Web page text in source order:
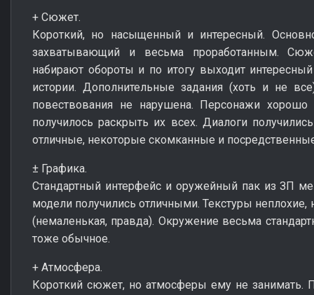
+ Сюжет.
Короткий, но насыщенный и интересный.
захватывающий и весьма проработанным.
набирают обороты и по итогу выходит
истории. Дополнительные задания (хоть и не
повествования не нарушена. Персонажи
получилось раскрыть их всех. Диалоги
отличные, некоторые скомканные и
± Графика.
Стандартный интерфейс и оружейный пак из ЗП
модели получились отличными. Текстуры
(немаленькая, правда). Окружение весьма
тоже обычное.
+ Атмосфера.
Короткий сюжет, но атмосферы ему не занимать.